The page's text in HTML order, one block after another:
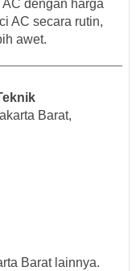
dengan harga
AC secara rutin,
awet.
Barat,
Barat lainnya.